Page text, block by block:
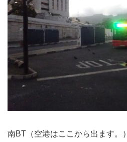
南BT（空港はここから出ます。）